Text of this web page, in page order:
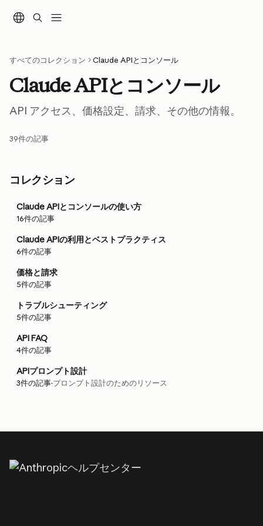
すべてのコレクション Claude APIとコンソール
Claude APIとコンソール
API アクセス、価格設定、請求、その他の情報。
39件の記事
コレクション
Claude APIとコンソールの使い方
16件の記事
Claude APIの利用とベストプラクティス
6件の記事
価格と請求
5件の記事
トラブルシューティング
5件の記事
API FAQ
4件の記事
APIプロンプト設計
3件の記事·プロンプト設計のためのリソース